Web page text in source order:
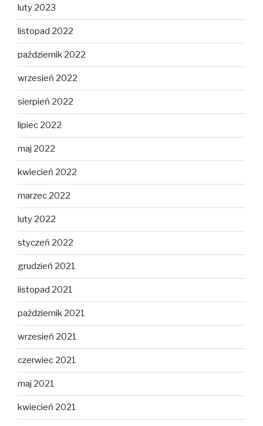
luty 2023
listopad 2022
październik 2022
wrzesień 2022
sierpień 2022
lipiec 2022
maj 2022
kwiecień 2022
marzec 2022
luty 2022
styczeń 2022
grudzień 2021
listopad 2021
październik 2021
wrzesień 2021
czerwiec 2021
maj 2021
kwiecień 2021